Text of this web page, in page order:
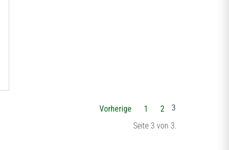
Seite 3 von 3.
Vorherige 1 2 3